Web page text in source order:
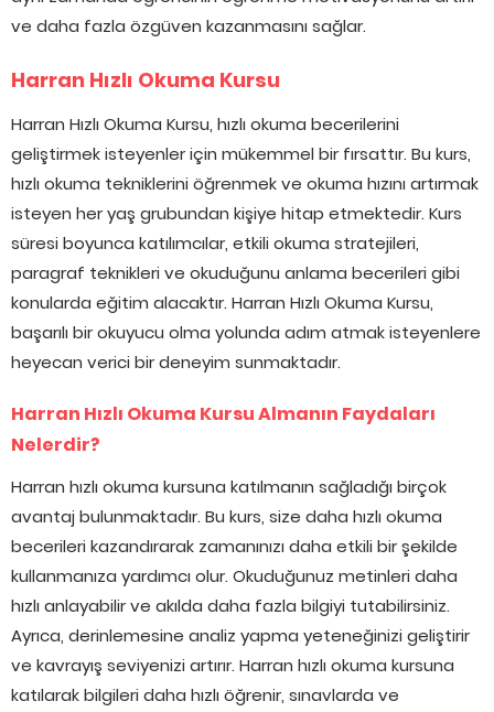
ve daha fazla özgüven kazanmasını sağlar.
Harran Hızlı Okuma Kursu
Harran Hızlı Okuma Kursu, hızlı okuma becerilerini
geliştirmek isteyenler için mükemmel bir fırsattır. Bu kurs,
hızlı okuma tekniklerini öğrenmek ve okuma hızını artırmak
isteyen her yaş grubundan kişiye hitap etmektedir. Kurs
süresi boyunca katılımcılar, etkili okuma stratejileri,
paragraf teknikleri ve okuduğunu anlama becerileri gibi
konularda eğitim alacaktır. Harran Hızlı Okuma Kursu,
başarılı bir okuyucu olma yolunda adım atmak isteyenlere
heyecan verici bir deneyim sunmaktadır.
Harran Hızlı Okuma Kursu Almanın Faydaları
Nelerdir?
Harran hızlı okuma kursuna katılmanın sağladığı birçok
avantaj bulunmaktadır. Bu kurs, size daha hızlı okuma
becerileri kazandırarak zamanınızı daha etkili bir şekilde
kullanmanıza yardımcı olur. Okuduğunuz metinleri daha
hızlı anlayabilir ve akılda daha fazla bilgiyi tutabilirsiniz.
Ayrıca, derinlemesine analiz yapma yeteneğinizi geliştirir
ve kavrayış seviyenizi artırır. Harran hızlı okuma kursuna
katılarak bilgileri daha hızlı öğrenir, sınavlarda ve